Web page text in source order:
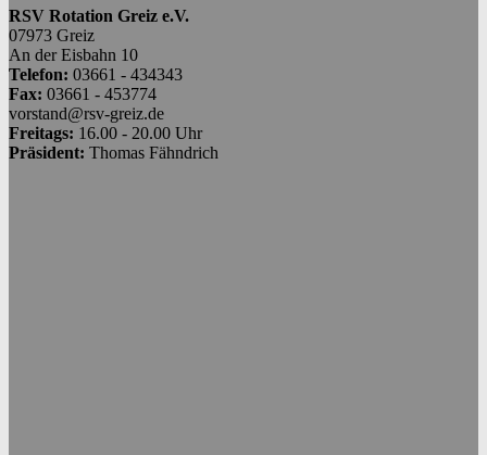
RSV Rotation Greiz e.V.
07973 Greiz
An der Eisbahn 10
Telefon: 03661 - 434343
Fax: 03661 - 453774
vorstand@rsv-greiz.de
Freitags: 16.00 - 20.00 Uhr
Präsident: Thomas Fähndrich